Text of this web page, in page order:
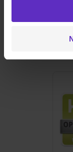
zulassen“
einverstanden,
Inhalte (z.B.
erforderliche
Dienste, ggfs.
Eine Erlaubnis